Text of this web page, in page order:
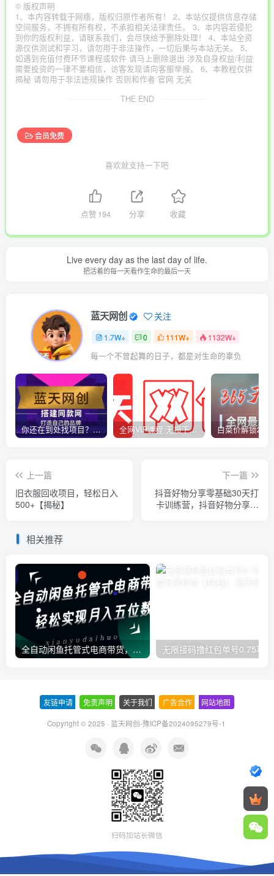
© 版权声明
1、本内容转载于网络，版权归原作者所有！ 2、本站仅提供信息存储
空间服务，不拥有所有权，不承担相关法律责任。 3、本内容若侵犯
到你的版权利益，请联系我们，会尽快给予删除处理！ 4、本站全资
源仅供测试和学习，请勿用于非法操作，一切后果与本站无关。 5、
如遇到充值付费环节课程或软件 请马上删除退出 涉及自身权益/利益
需要投资的一律不要相信，访客发现请向客服举报。 6、本教程仅供
揭秘 请勿用于非法违规操作 否则和作者 官网 无关
THE END
会员免费
喜欢就支持一下吧
点赞 194 分享 收藏
Live every day as the last day of life.
把活着的每一天看作生命的最后一天
蓝天网创 关注
1.7W+ 0 111W+ 1132W+
每一个不曾起舞的日子，都是对生命的辜负
你还在到处找项目？还在当韭菜？我靠卖项目一个月收入5万+，曾经我也是个失败者。 全网VIP课程 无损下载~
上一篇
旧衣服回收项目，轻松日入
500+【揭秘】
下一篇
抖音好物分享零基础30天打
卡训练营，抖音好物分享实
相关推荐
全自动闲鱼托管式电商带货，一部手机和一个闲鱼号就可以开干，轻松实现月入五位数
友链申请 免责声明 关于我们 广告合作 网站地图
Copyright © 2025 · 蓝天网创-豫ICP备2024095279号-1
扫码加站长微信